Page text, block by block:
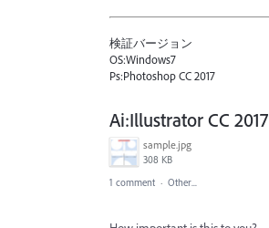
検証バージョン
OS:Windows7
Ps:Photoshop CC 2017
Ai:Illustrator CC 2017
sample.jpg
308 KB
1 comment · Other...